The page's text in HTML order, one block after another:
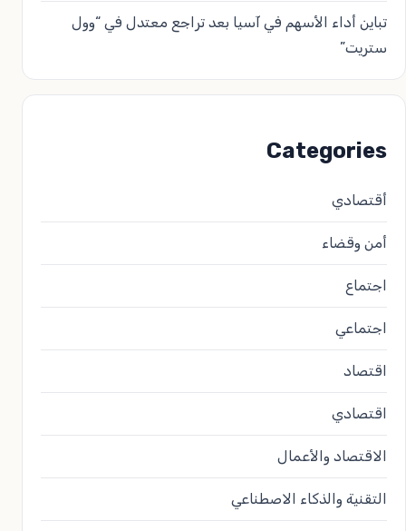
تباين أداء الأسهم في آسيا بعد تراجع معتدل في “وول
ستريت”
Categories
أقتصادي
أمن وقضاء
اجتماع
اجتماعي
اقتصاد
اقتصادي
الاقتصاد والأعمال
التقنية والذكاء الاصطناعي